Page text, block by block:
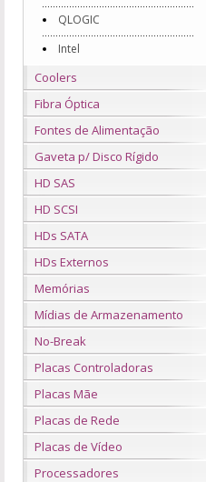
QLOGIC
Intel
Coolers
Fibra Óptica
Fontes de Alimentação
Gaveta p/ Disco Rígido
HD SAS
HD SCSI
HDs SATA
HDs Externos
Memórias
Mídias de Armazenamento
No-Break
Placas Controladoras
Placas Mãe
Placas de Rede
Placas de Vídeo
Processadores